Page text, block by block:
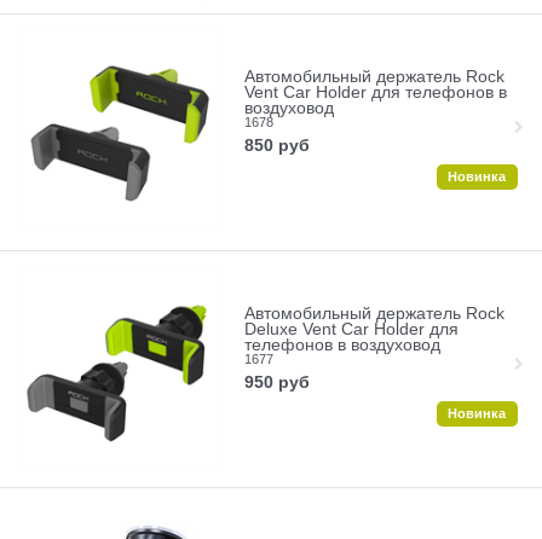
Автомобильный держатель Rock
Vent Car Holder для телефонов в
воздуховод
1678
850 руб
Новинка
Автомобильный держатель Rock
Deluxe Vent Car Holder для
телефонов в воздуховод
1677
950 руб
Новинка